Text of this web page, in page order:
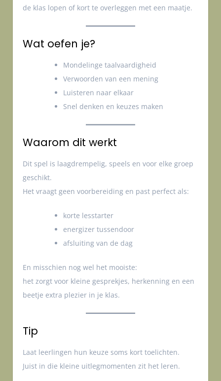
de klas lopen of kort te overleggen met een maatje.
Wat oefen je?
Mondelinge taalvaardigheid
Verwoorden van een mening
Luisteren naar elkaar
Snel denken en keuzes maken
Waarom dit werkt
Dit spel is laagdrempelig, speels en voor elke groep
geschikt.
Het vraagt geen voorbereiding en past perfect als:
korte lesstarter
energizer tussendoor
afsluiting van de dag
En misschien nog wel het mooiste:
het zorgt voor kleine gesprekjes, herkenning en een
beetje extra plezier in je klas.
Tip
Laat leerlingen hun keuze soms kort toelichten.
Juist in die kleine uitlegmomenten zit het leren.